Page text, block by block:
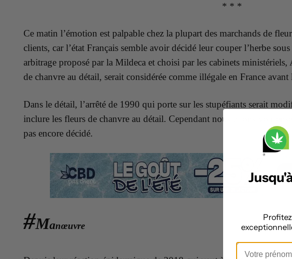
* * *
Ce matin l’émotion est palpable chez la plupart des marchands de
clients, car l’état Français semble avoir décidé leur couper l’herbe
arbitrage proposé par la Mildeca et choisi par les cabinets
de chanvre au détail, serait considérée comme illégale en France avant
Dans le détail, l’arrêté de 1990 qui porte sur les stupéfiants serait
inclure les fleurs de chanvre au détail. Cependant nous allons voir
pas encore décidé.
#Manœuvre